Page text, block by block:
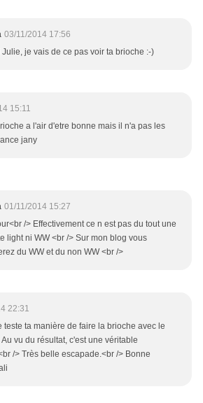
03/11/2014 17:56
Julie, je vais de ce pas voir ta brioche :-)
15:11
a l'air d'etre bonne mais il n'a pas les
jany
01/11/2014 15:27
/> Effectivement ce n est pas du tout une
light ni WW <br /> Sur mon blog vous
du WW et du non WW <br />
22:31
teste ta manière de faire la brioche avec le
vu du résultat, c'est une véritable
/> Très belle escapade.<br /> Bonne